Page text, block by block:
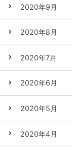
2020年9月
2020年8月
2020年7月
2020年6月
2020年5月
2020年4月